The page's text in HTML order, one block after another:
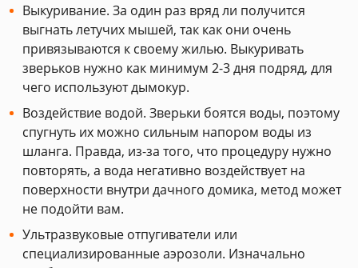
Выкуривание. За один раз вряд ли получится
выгнать летучих мышей, так как они очень
привязываются к своему жилью. Выкуривать
зверьков нужно как минимум 2-3 дня подряд, для
чего используют дымокур.
Воздействие водой. Зверьки боятся воды, поэтому
спугнуть их можно сильным напором воды из
шланга. Правда, из-за того, что процедуру нужно
повторять, а вода негативно воздействует на
поверхности внутри дачного домика, метод может
не подойти вам.
Ультразвуковые отпугиватели или
специализированные аэрозоли. Изначально